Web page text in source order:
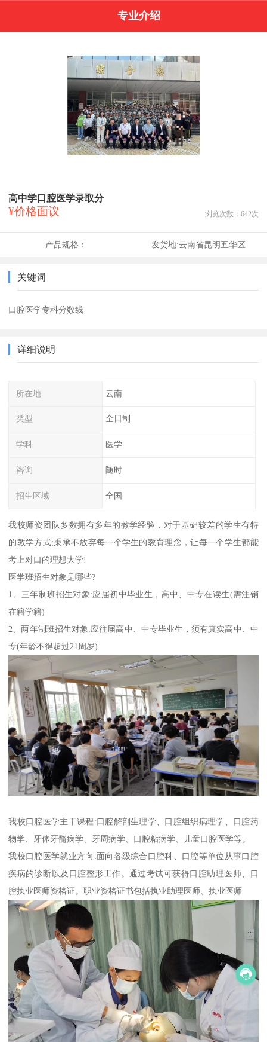
专业介绍
高中学口腔医学录取分
¥价格面议 浏览次数： 642次
产品规格： 发货地:云南省昆明五华区
关键词
口腔医学专科分数线
详细说明
所在地 云南
类型 全日制
学科 医学
咨询 随时
招生区域 全国
我校师资团队多数拥有多年的教学经验，对于基础较差的学生有特
的教学方式;秉承不放弃每一个学生的教育理念，让每一个学生都能
考上对口的理想大学!
医学班招生对象是哪些?
1、三年制班招生对象:应届初中毕业生，高中、中专在读生(需注销
在籍学籍)
2、两年制班招生对象:应往届高中、中专毕业生，须有真实高中、中
专(年龄不得超过21周岁)
我校口腔医学主干课程:口腔解剖生理学、口腔组织病理学、口腔药
物学、牙体牙髓病学、牙周病学、口腔粘病学、儿童口腔医学等。
我校口腔医学就业方向:面向各级综合口腔科、口腔等单位从事口腔
疾病的诊断以及口腔整形工作。通过考试可获得口腔助理医师、口
腔执业医师资格证。职业资格证书包括执业助理医师、执业医师